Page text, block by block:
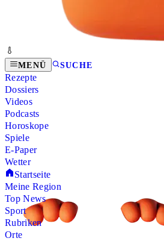
MENÜ SUCHE
Rezepte
Dossiers
Videos
Podcasts
Horoskope
Spiele
E-Paper
Wetter
Startseite
Meine Region
Top News
Sport
Rubriken
Orte